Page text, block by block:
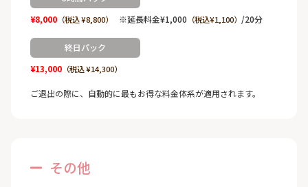
¥8,000（税込 ¥8,800） ※延長料金¥1,000 （税込¥1,100） /20分
終日パック
¥13,000（税込 ¥14,300）
ご退出の際に、自動的に最もお得な料金体系が適用されます。
その他